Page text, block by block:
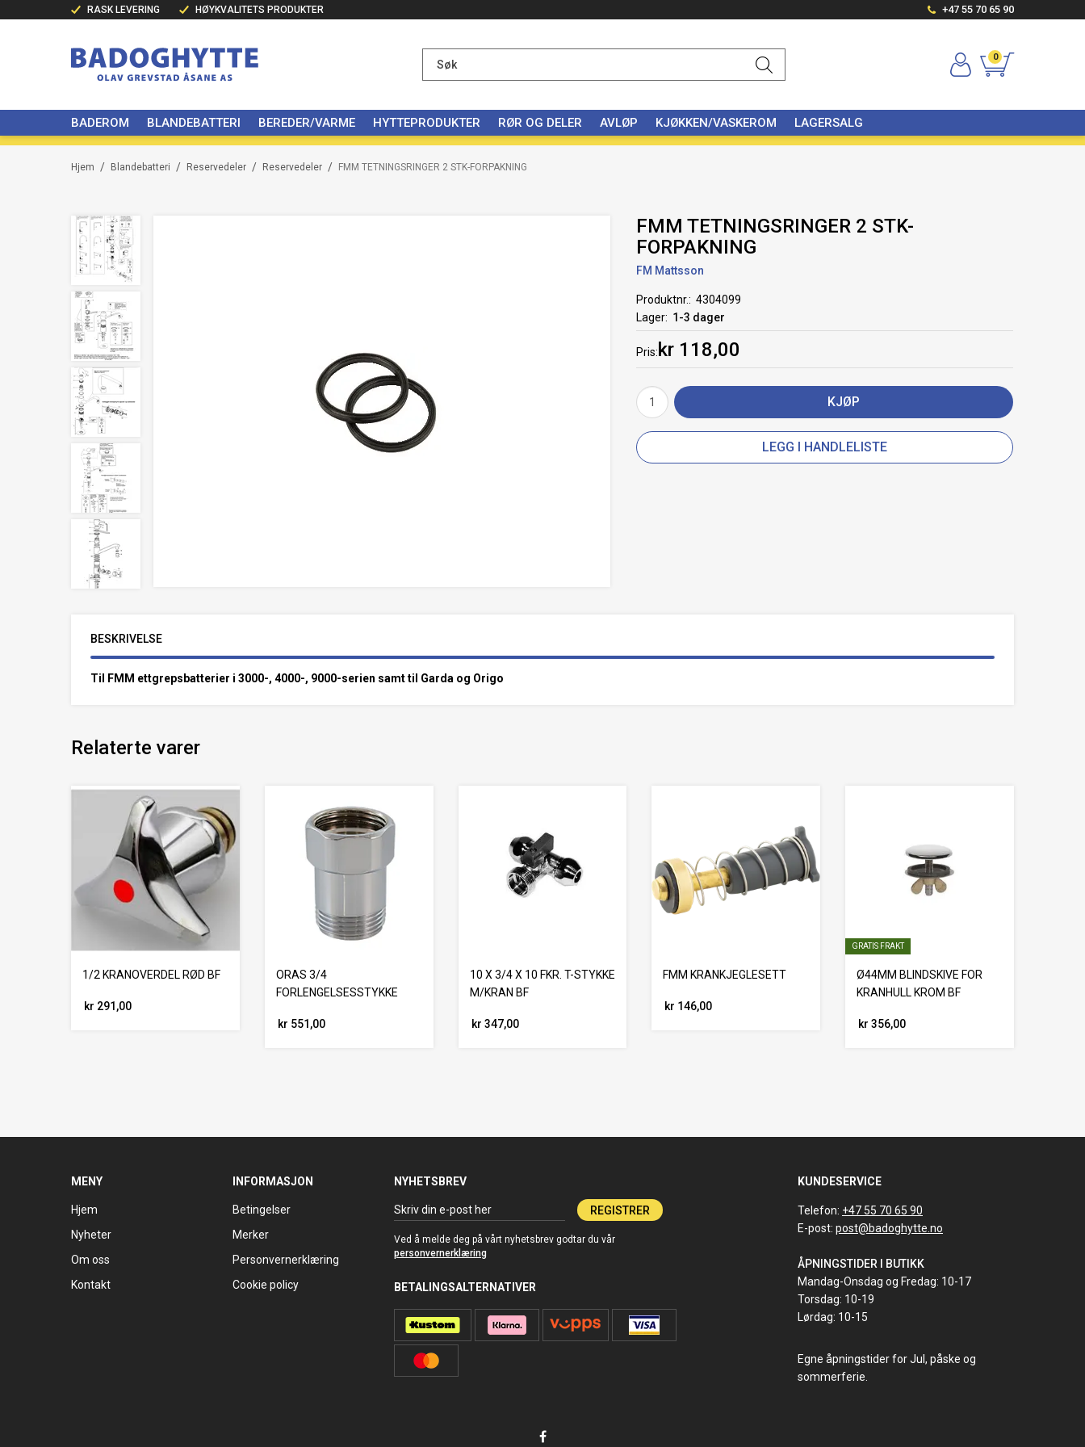
RASK LEVERING HØYKVALITETS PRODUKTER +47 55 70 65 90
0
BADEROM BLANDEBATTERI BEREDER/VARME HYTTEPRODUKTER RØR OG DELER AVLØP KJØKKEN/VASKEROM LAGERSALG
/
Hjem /
Blandebatteri /
Reservedeler /
Reservedeler FMM TETNINGSRINGER 2 STK-FORPAKNING
FMM TETNINGSRINGER 2 STK-
FORPAKNING
FM Mattsson
Produktnr.
4304099
Lager
1-3 dager
Pris kr 118,00
KJØP
LEGG I HANDLELISTE
BESKRIVELSE
Til FMM ettgrepsbatterier i 3000-, 4000-, 9000-serien samt til Garda og Origo
Relaterte varer
1/2 KRANOVERDEL RØD BF
kr 291,00
ORAS 3/4
FORLENGELSESSTYKKE
kr 551,00
10 X 3/4 X 10 FKR. T-STYKKE
M/KRAN BF
kr 347,00
FMM KRANKJEGLESETT
kr 146,00
GRATIS FRAKT
Ø44MM BLINDSKIVE FOR
KRANHULL KROM BF
kr 356,00
MENY
Hjem
Nyheter
Om oss
Kontakt
INFORMASJON
Betingelser
Merker
Personvernerklæring
Cookie policy
NYHETSBREV
REGISTRER
Ved å melde deg på vårt nyhetsbrev godtar du vår
personvernerklæring
BETALINGSALTERNATIVER
KUNDESERVICE
Telefon: +47 55 70 65 90
E-post: post@badoghytte.no
ÅPNINGSTIDER I BUTIKK
Mandag-Onsdag og Fredag: 10-17
Torsdag: 10-19
Lørdag: 10-15
Egne åpningstider for Jul, påske og
sommerferie.